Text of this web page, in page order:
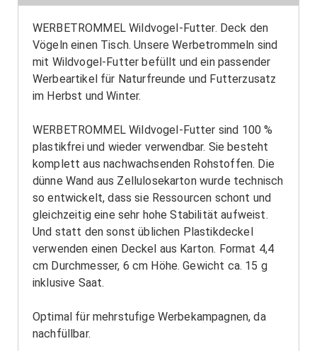
WERBETROMMEL Wildvogel-Futter. Deck den
Vögeln einen Tisch. Unsere Werbetrommeln sind
mit Wildvogel-Futter befüllt und ein passender
Werbeartikel für Naturfreunde und Futterzusatz
im Herbst und Winter.
WERBETROMMEL Wildvogel-Futter sind 100 %
plastikfrei und wieder verwendbar. Sie besteht
komplett aus nachwachsenden Rohstoffen. Die
dünne Wand aus Zellulosekarton wurde technisch
so entwickelt, dass sie Ressourcen schont und
gleichzeitig eine sehr hohe Stabilität aufweist.
Und statt den sonst üblichen Plastikdeckel
verwenden einen Deckel aus Karton. Format 4,4
cm Durchmesser, 6 cm Höhe. Gewicht ca. 15 g
inklusive Saat.
Optimal für mehrstufige Werbekampagnen, da
nachfüllbar.